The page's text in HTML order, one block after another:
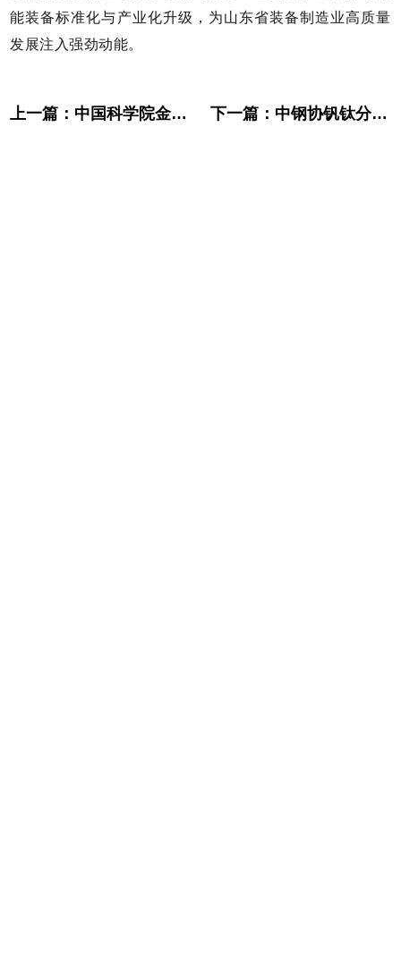
能装备标准化与产业化升级，为山东省装备制造业高质量
发展注入强劲动能。
上一篇： 中国科学院金属研究所专家到访液流储能科技考察交流 下一篇： 中钢协钒钛分会、国际钒委会赴液流储能科技调研考察